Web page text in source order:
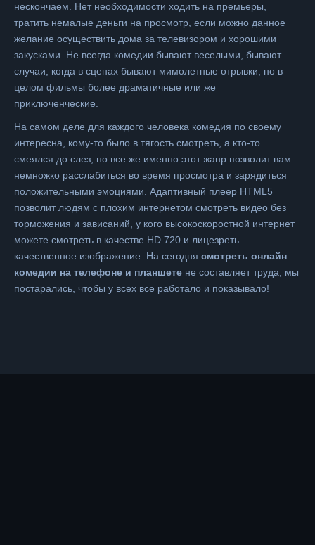
нескончаем. Нет необходимости ходить на премьеры,
тратить немалые деньги на просмотр, если можно данное
желание осуществить дома за телевизором и хорошими
закусками. Не всегда комедии бывают веселыми, бывают
случаи, когда в сценах бывают мимолетные отрывки, но в
целом фильмы более драматичные или же
приключенческие.
На самом деле для каждого человека комедия по своему
интересна, кому-то было в тягость смотреть, а кто-то
смеялся до слез, но все же именно этот жанр позволит вам
немножко расслабиться во время просмотра и зарядиться
положительными эмоциями. Адаптивный плеер HTML5
позволит людям с плохим интернетом смотреть видео без
торможения и зависаний, у кого высокоскоростной интернет
можете смотреть в качестве HD 720 и лицезреть
качественное изображение. На сегодня смотреть онлайн
комедии на телефоне и планшете не составляет труда, мы
постарались, чтобы у всех все работало и показывало!